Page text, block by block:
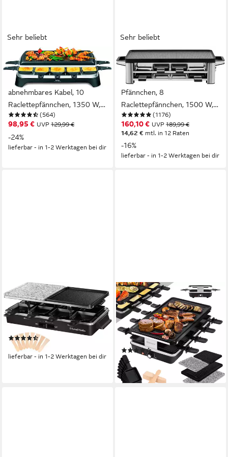
Sehr beliebt
TEFAL
Raclette Ambiance, inkl.
Tischgrill-Funktion,
abnehmbares Kabel, 10
Raclettepfännchen, 1350 W,
spülmaschinengeeignete
Platte, RE4588
(564)
98,95 € UVP 129,99 €
-24%
lieferbar - in 1-2 Werktagen bei dir
Sehr beliebt
WMF
Raclette LONO, inkl.
Parkebene für unbenutze
Pfännchen, 8
Raclettepfännchen, 1500 W,
Spülmaschinengeeignete
Pfannen und Spatel,
antihaftbeschichtete Platte
(1176)
160,10 € UVP 189,99 €
14,62 € mtl. in 12 Raten
-16%
lieferbar - in 1-2 Werktagen bei dir
RUSSELL HOBBS
Raclette 26280-56, 8
Raclettepfännchen, 1400 W,
Grill für 8 Personen, Multi-Grill
(18)
ab 59,99 €
lieferbar - in 1-2 Werktagen bei dir
KESSER
Raclette, 8
Raclettepfännchen, 1200 W,
Raclette-Grill mit
Naturgrillstein, Grillplatte
Tischgrill (9)
69,80 €
lieferbar - in 3-4 Werktagen bei dir